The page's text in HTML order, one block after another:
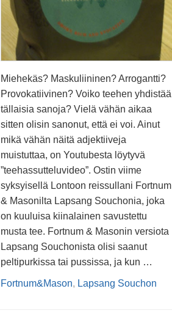
Miehekäs? Maskuliininen? Arrogantti?
Provokatiivinen? Voiko teehen yhdistää
tällaisia sanoja? Vielä vähän aikaa
sitten olisin sanonut, että ei voi. Ainut
mikä vähän näitä adjektiiveja
muistuttaa, on Youtubesta löytyvä
”teehassutteluvideo”. Ostin viime
syksyisellä Lontoon reissullani Fortnum
& Masonilta Lapsang Souchonia, joka
on kuuluisa kiinalainen savustettu
musta tee. Fortnum & Masonin versiota
Lapsang Souchonista olisi saanut
peltipurkissa tai pussissa, ja kun …
Fortnum&Mason, Lapsang Souchon